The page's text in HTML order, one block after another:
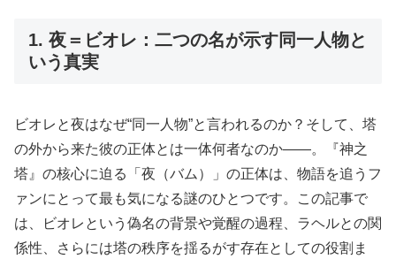
1. 夜＝ビオレ：二つの名が示す同一人物と
いう真実
ビオレと夜はなぜ“同一人物”と言われるのか？そして、塔
の外から来た彼の正体とは一体何者なのか——。『神之
塔』の核心に迫る「夜（バム）」の正体は、物語を追うフ
ァンにとって最も気になる謎のひとつです。この記事で
は、ビオレという偽名の背景や覚醒の過程、ラヘルとの関
係性、さらには塔の秩序を揺るがす存在としての役割ま